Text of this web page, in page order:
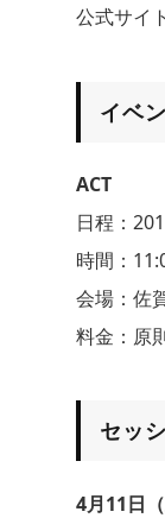
公式サイ
イベ
ACT
日程：
時間：
会場：佐
料金：原
セッ
4月11日（